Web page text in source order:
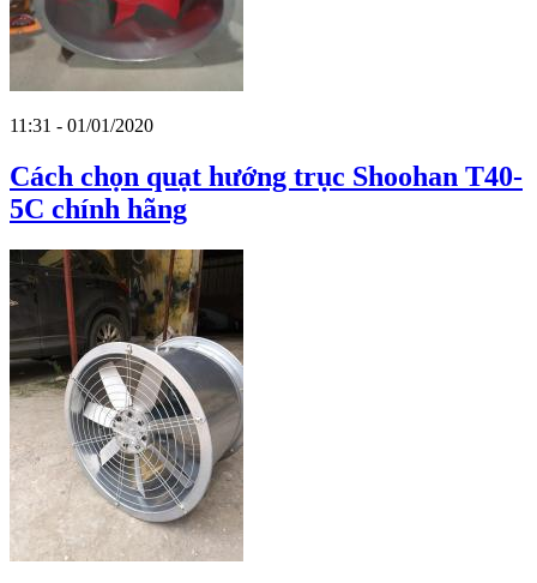
11:31 - 01/01/2020
Cách chọn quạt hướng trục Shoohan T40-
5C chính hãng